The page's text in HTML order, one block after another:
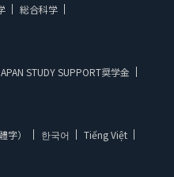
総合科学
STUDY SUPPORT奨学金
字） 한국어
Tiếng Việt